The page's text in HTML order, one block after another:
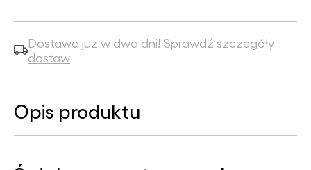
Dostawa już w dwa dni! Sprawdź szczegóły
dostaw
Opis produktu